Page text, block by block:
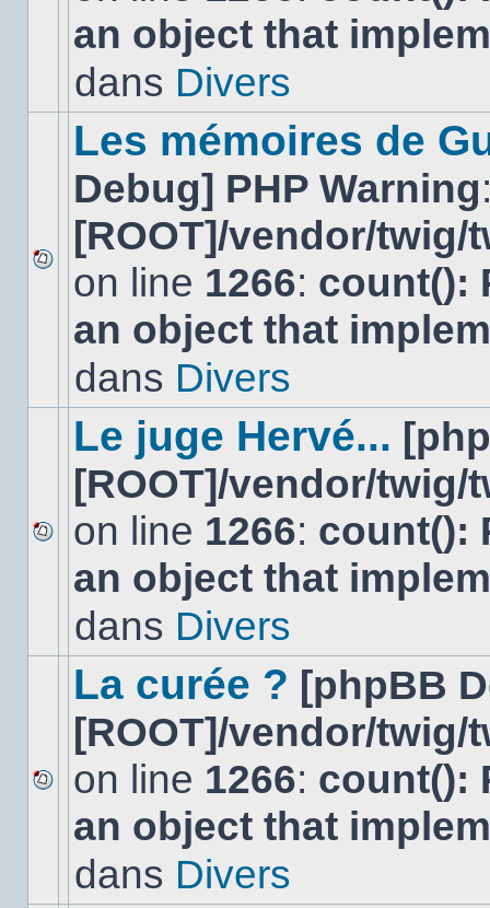
message
non-
dans
an object that
dans Divers
Aucun
nouveau
message
non-
dans
Les mémoires de
Debug] PHP Warning
[ROOT]/vendor/
on line 1266: count():
an object that
dans Divers
Aucun
nouveau
message
Le juge Hervé...
[ROOT]/vendor/
on line 1266: count():
an object that
dans Divers
Aucun
nouveau
message
La curée ? [phpBB
[ROOT]/vendor/
on line 1266: count():
an object that
dans Divers